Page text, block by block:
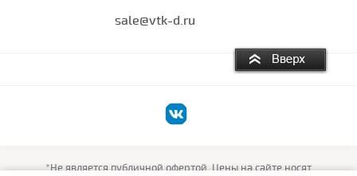
sale@vtk-d.ru
*Не является публичной офертой. Цены на сайте носят